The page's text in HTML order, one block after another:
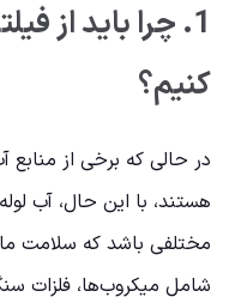
1. چرا باید از
کنیم؟
در حالی که برخی از
هستند، با این حال، آب
مختلفی باشد که سلامت ما
شامل میکروب‌ها، فلزات